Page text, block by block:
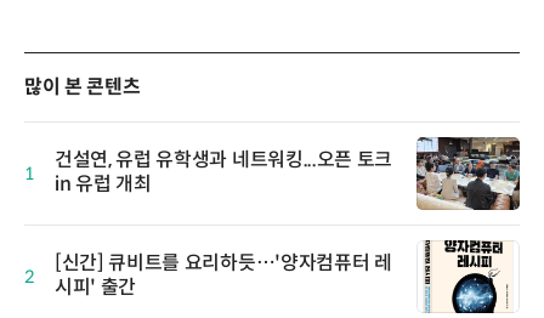
많이 본 콘텐츠
1
건설연, 유럽 유학생과 네트워킹...오픈 토크
in 유럽 개최
2
[신간] 큐비트를 요리하듯…'양자컴퓨터 레
시피' 출간